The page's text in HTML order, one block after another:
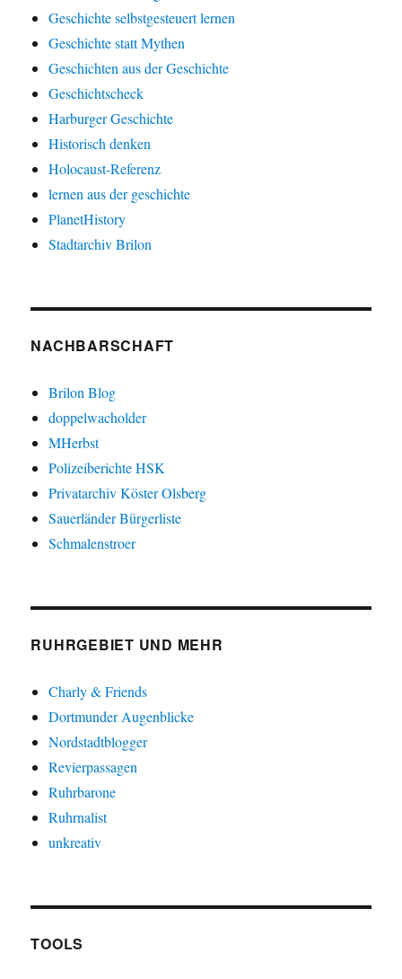
Geschichte selbstgesteuert lernen
Geschichte statt Mythen
Geschichten aus der Geschichte
Geschichtscheck
Harburger Geschichte
Historisch denken
Holocaust-Referenz
lernen aus der geschichte
PlanetHistory
Stadtarchiv Brilon
NACHBARSCHAFT
Brilon Blog
doppelwacholder
MHerbst
Polizeiberichte HSK
Privatarchiv Köster Olsberg
Sauerländer Bürgerliste
Schmalenstroer
RUHRGEBIET UND MEHR
Charly & Friends
Dortmunder Augenblicke
Nordstadtblogger
Revierpassagen
Ruhrbarone
Ruhrnalist
unkreativ
TOOLS